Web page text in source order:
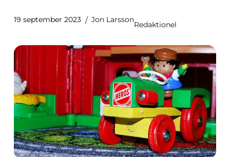
19 september 2023 Jon Larsson
Redaktionel